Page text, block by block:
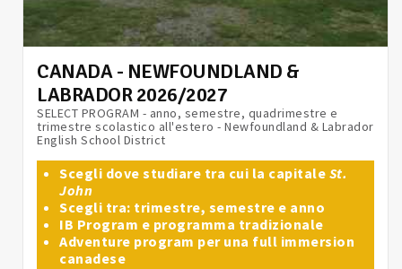
CANADA - NEWFOUNDLAND &
LABRADOR 2026/2027
SELECT PROGRAM - anno, semestre, quadrimestre e
trimestre scolastico all'estero - Newfoundland & Labrador
English School District
Scegli dove studiare tra cui la capitale St.
John
Scegli tra: trimestre, semestre e anno
IB Program e programma tradizionale
Adventure program per una full immersion
canadese